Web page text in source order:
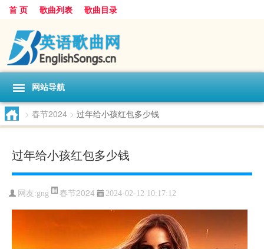
首 页 歌曲列表 歌曲目录
网站导航
> 春节2024 > 过年给小孩红包多少钱
过年给小孩红包多少钱
网友:gng 春节2024 2024-02-12 10:17:12